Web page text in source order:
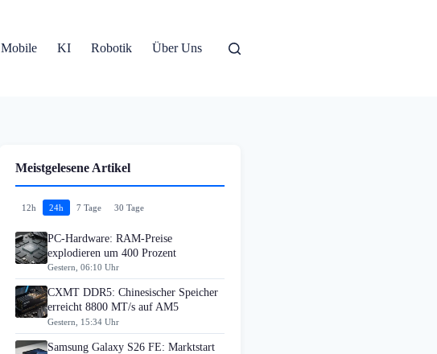
Mobile KI Robotik Über Uns
Meistgelesene Artikel
12h 24h 7 Tage 30 Tage
PC-Hardware: RAM-Preise
explodieren um 400 Prozent
Gestern, 06:10 Uhr
CXMT DDR5: Chinesischer Speicher
erreicht 8800 MT/s auf AM5
Gestern, 15:34 Uhr
Samsung Galaxy S26 FE: Marktstart